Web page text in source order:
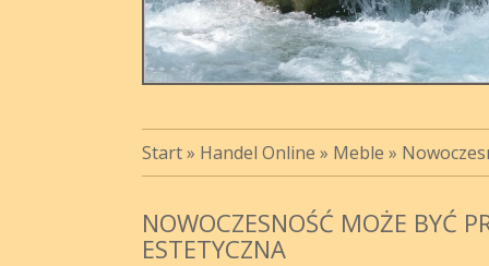
Start» Handel Online » Meble »
NOWOCZESNOŚĆ MOŻE BYĆ
ESTETYCZNA